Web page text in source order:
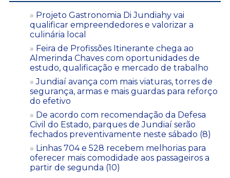
Projeto Gastronomia Di Jundiahy vai
qualificar empreendedores e valorizar a
culinária local
Feira de Profissões Itinerante chega ao
Almerinda Chaves com oportunidades de
estudo, qualificação e mercado de trabalho
Jundiaí avança com mais viaturas, torres de
segurança, armas e mais guardas para reforço
do efetivo
De acordo com recomendação da Defesa
Civil do Estado, parques de Jundiaí serão
fechados preventivamente neste sábado (8)
Linhas 704 e 528 recebem melhorias para
oferecer mais comodidade aos passageiros a
partir de segunda (10)